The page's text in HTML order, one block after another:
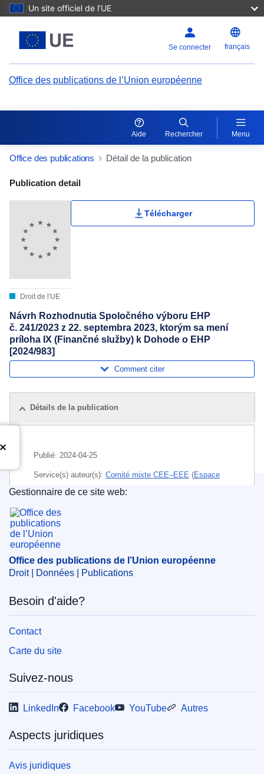
Un site officiel de l’UE
Se connecter français
Office des publications de l’Union européenne
Aide Rechercher Menu
Office des publications Détail de la publication
Publication Detail Actions Portlet
Publication detail
Droit de l'UE
Télécharger
Návrh Rozhodnutia Spoločného výboru EHP
č. 241/2023 z 22. septembra 2023, ktorým sa mení
príloha IX (Finančné služby) k Dohode o EHP
[2024/983]
Comment citer
Détails de la publication
Publié: 2024-04-25
Service(s) auteur(s): Comité mixte CEE–EEE (Espace
économique européen)
Sujet:besoin de financement
entreprise en difficulté
instrument financier
révision d'accord,surveillance financière,établissement
de crédit
OJ : L_202400983
IMMC : PUB(2023)1369/2993089
pdfa2a
Afficher tous les numéros de cette série
Office des publications de l’Union européenne
Gestionnaire de ce site web:
Office des publications de l’Union européenne
Droit | Données | Publications
Besoin d'aide?
Contact
Carte du site
Suivez-nous
LinkedIn Facebook YouTube Autres
Aspects juridiques
Avis juridiques